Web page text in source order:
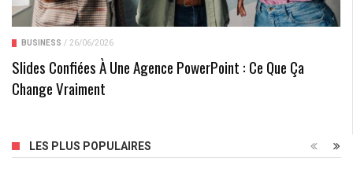
BUSINESS / 26/06/2026
Slides Confiées À Une Agence PowerPoint : Ce Que Ça
Change Vraiment
LES PLUS POPULAIRES